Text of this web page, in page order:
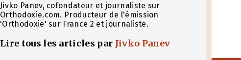
Jivko Panev, cofondateur et journaliste sur
Orthodoxie.com. Producteur de l'émission
'Orthodoxie' sur France 2 et journaliste.
Lire tous les articles par Jivko Panev